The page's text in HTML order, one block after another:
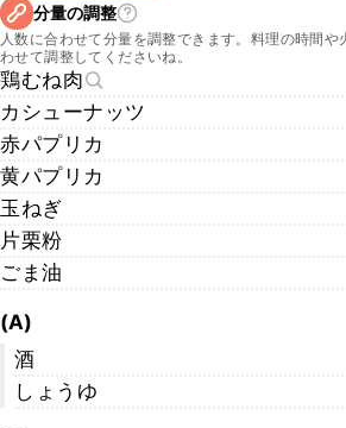
分量の調整
人数に合わせて分量を調整できます。料理の時間
わせて調整してくださいね。
鶏むね肉
カシューナッツ
赤パプリカ
黄パプリカ
玉ねぎ
片栗粉
ごま油
(A)
酒
しょうゆ